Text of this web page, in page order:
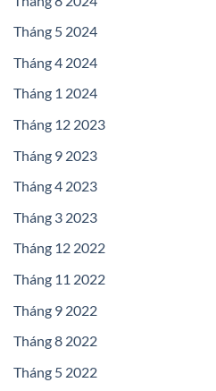
Tháng 5 2024
Tháng 4 2024
Tháng 1 2024
Tháng 12 2023
Tháng 9 2023
Tháng 4 2023
Tháng 3 2023
Tháng 12 2022
Tháng 11 2022
Tháng 9 2022
Tháng 8 2022
Tháng 5 2022